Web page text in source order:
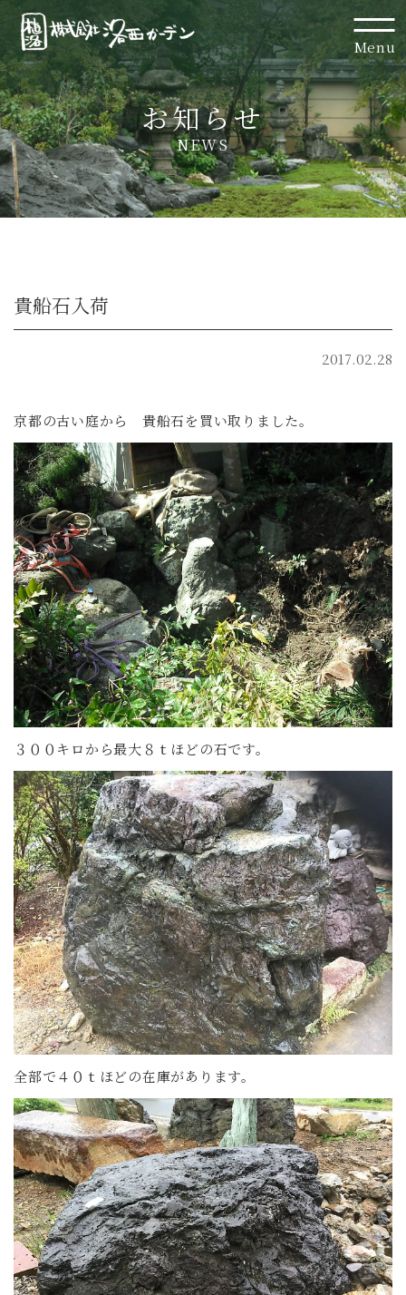
Menu
お知らせ
NEWS
貴船石入荷
2017.02.28
京都の古い庭から 貴船石を買い取りました。
３００キロから最大８ｔほどの石です。
全部で４０ｔほどの在庫があります。